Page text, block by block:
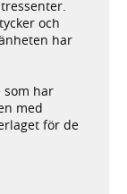
och
har
som har
med
för de